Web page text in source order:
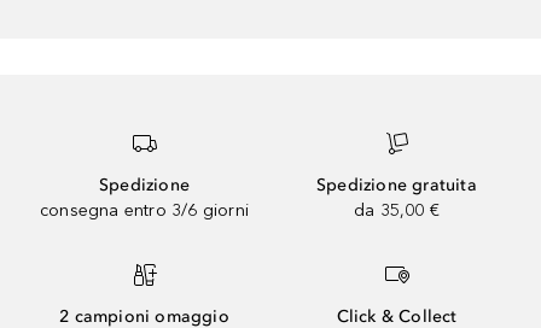
Spedizione
consegna entro 3/6 giorni
Spedizione gratuita
da 35,00 €
2 campioni omaggio
Click & Collect